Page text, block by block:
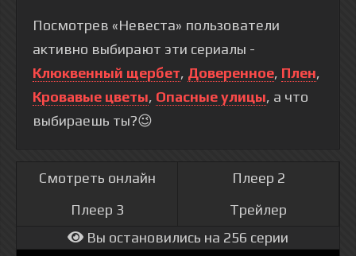
Посмотрев «Невеста» пользователи
активно выбирают эти сериалы -
Клюквенный щербет, Доверенное, Плен,
Кровавые цветы, Опасные улицы, а что
выбираешь ты?😉
Смотреть онлайн
Плеер 2
Плеер 3
Трейлер
Вы остановились на 256 серии